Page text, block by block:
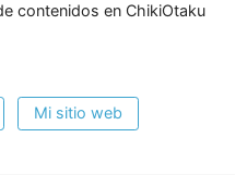
contenidos en ChikiOtaku
Mi sitio web